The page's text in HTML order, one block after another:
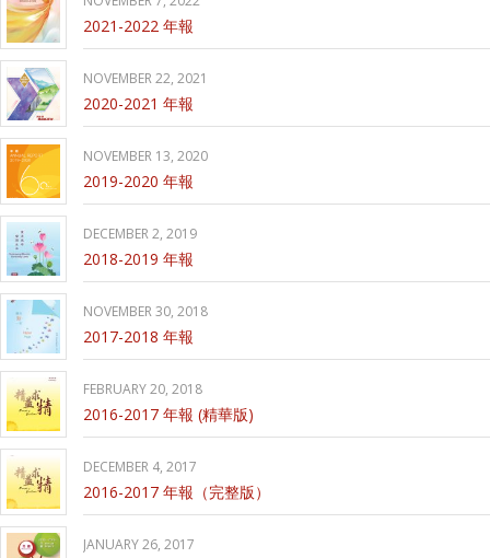
2021-2022 年報
NOVEMBER 22, 2021
2020-2021 年報
NOVEMBER 13, 2020
2019-2020 年報
DECEMBER 2, 2019
2018-2019 年報
NOVEMBER 30, 2018
2017-2018 年報
FEBRUARY 20, 2018
2016-2017 年報 (精華版)
DECEMBER 4, 2017
2016-2017 年報（完整版）
JANUARY 26, 2017